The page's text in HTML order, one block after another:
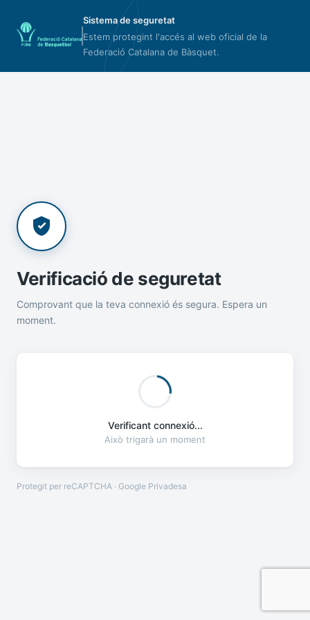
Sistema de seguretat
Estem protegint l'accés al web oficial de la
Federació Catalana de Bàsquet.
Verificació de seguretat
Comprovant que la teva connexió és segura. Espera un
moment.
Verificant connexió...
Això trigarà un moment
Protegit per reCAPTCHA · Google Privadesa